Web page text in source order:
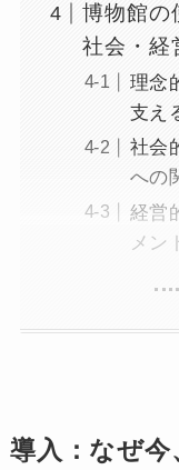
博物館の
社会・経
理念
支え
社会
への
経営
メン
導入：なぜ今